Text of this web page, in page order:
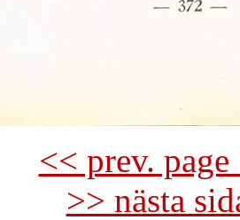
<< prev.
>> nästa